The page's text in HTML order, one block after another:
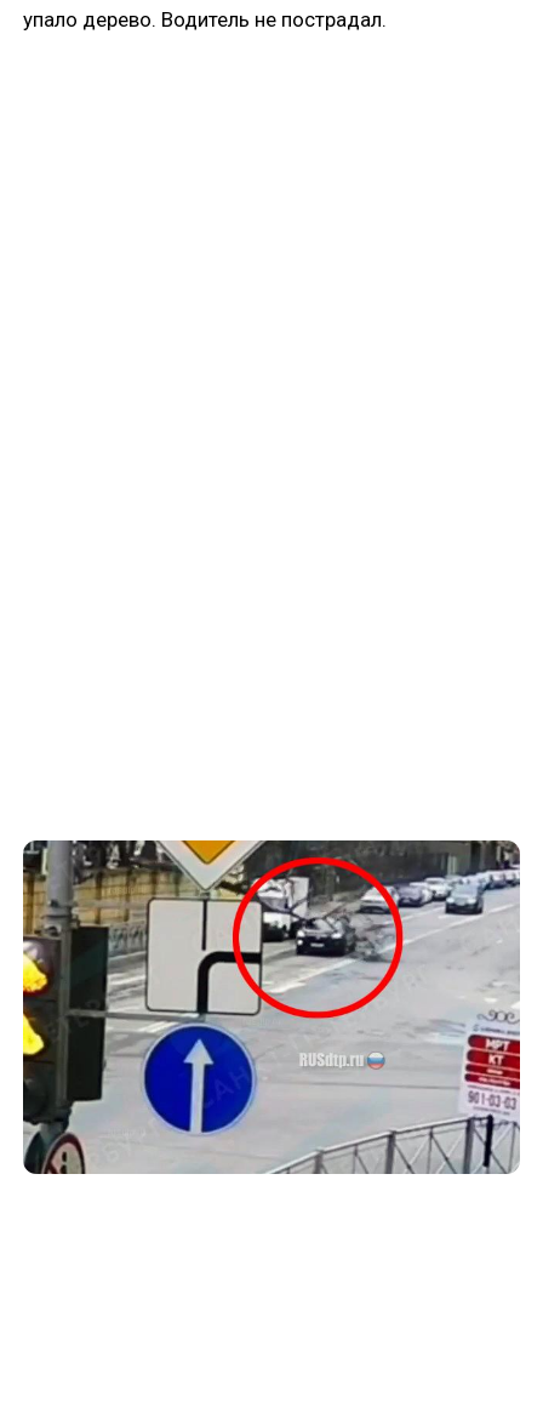
упало дерево. Водитель не пострадал.